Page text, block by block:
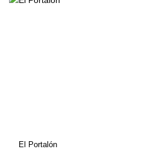
El Portalón